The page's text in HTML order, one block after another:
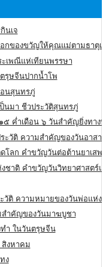
นเจ
กของขวัญให้คุณแม่ตามธาตุเกิด
ะเพณีแห่เทียนพรรษา
ตรุษจีนปากน้ำโพ
นสุนทรภู่
นมา ชีวประวัติสุนทรภู่
ค่ำเดือน ๖ วันสำคัญยิ่งทางพ
ะวัติ ความสําคัญของวันอาสาฬ
โลก คำขวัญวันต่อต้านยาเสพติ
ชาติ คำขวัญวันวิทยาศาสตร์แห่
วัติ ความหมายของวันพ่อแห่งช
ำคัญของวันมาฆบูชา
ำ ในวันตรุษจีน
งหาคม
ง